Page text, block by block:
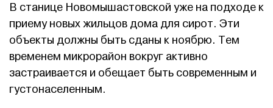
В станице Новомышастовской уже на подходе к
приему новых жильцов дома для сирот. Эти
объекты должны быть сданы к ноябрю. Тем
временем микрорайон вокруг активно
застраивается и обещает быть современным и
густонаселенным.